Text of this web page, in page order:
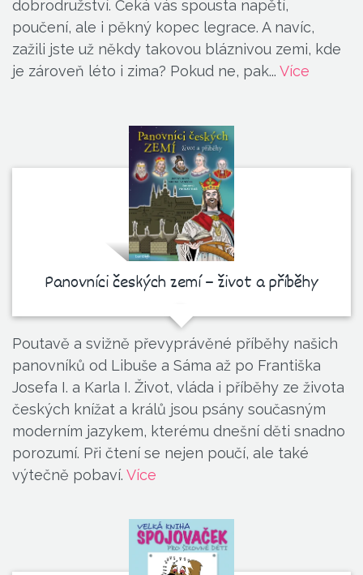
dobrodružství. Čeká vás spousta napětí,
poučení, ale i pěkný kopec legrace. A navíc,
zažili jste už někdy takovou bláznivou zemi, kde
je zároveň léto i zima? Pokud ne, pak... Více
Panovníci českých zemí – život a příběhy
Poutavě a svižně převyprávěné příběhy našich
panovníků od Libuše a Sáma až po Františka
Josefa I. a Karla I. Život, vláda i příběhy ze života
českých knížat a králů jsou psány současným
moderním jazykem, kterému dnešní děti snadno
porozumí. Při čtení se nejen poučí, ale také
výtečně pobaví. Více